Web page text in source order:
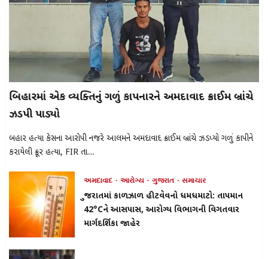
બિહારમાં એક વ્યક્તિનું ગળું કાપનારને અમદાવાદ ક્રાઈમ બ્રાંચે
ઝડપી પાડ્યો
બિહાર હત્યા કેસના આરોપી નજરે આલમને અમદાવાદ ક્રાઈમ બ્રાંચે ઝડપ્યો ગળું કાપીને
કરાયેલી ક્રૂર હત્યા, FIR તા....
અમદાવાદ આરોગ્ય ગુજરાત સમાચાર
ગુજરાતમાં કાળઝાળ હીટવેવનો ધમધમાટો: તાપમાન
42°Cને આસપાસ, આરોગ્ય વિભાગની વિગતવાર
માર્ગદર્શિકા જાહેર